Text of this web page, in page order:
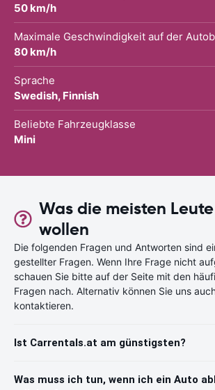
50 km/h
Maximale Geschwindigkeit auf der
80 km/h
Sprache
Swedish, Finnish
Beliebte Fahrzeugklasse
Mini
Was die meisten
wollen
Die folgenden Fragen und Antworten sind
gestellter Fragen. Wenn Ihre Frage nicht
schauen Sie bitte auf der Seite mit den
Fragen nach. Alternativ können Sie uns
kontaktieren.
Ist Carrentals.at am günstigsten?
Was muss ich tun, wenn ich ein Auto